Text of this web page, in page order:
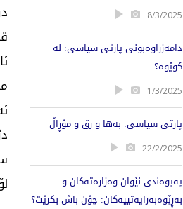
8/3/2025
دامەزراوەبونی پارتی سیاسی: لە
کوێوە؟
1/3/2025
پارتی سیاسی: بەها و رق و مۆڕاڵ
22/2/2025
پەیوەندی نێوان وەزارەتەکان و
بەڕێوەبەرایەتییەکان: چۆن باش بکرێت؟